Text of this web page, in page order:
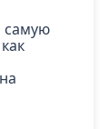
самую